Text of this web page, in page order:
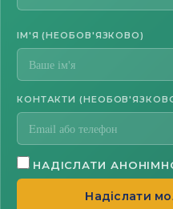
ІМ'Я (НЕОБОВ'ЯЗКОВО)
КОНТАКТИ
НАДІСЛАТИ
Надіслати